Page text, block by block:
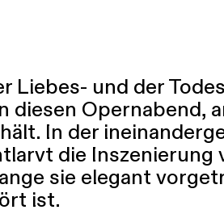
Liebes- und der
Opernabend,
In der
die Inszenierung
sie elegant
ist.